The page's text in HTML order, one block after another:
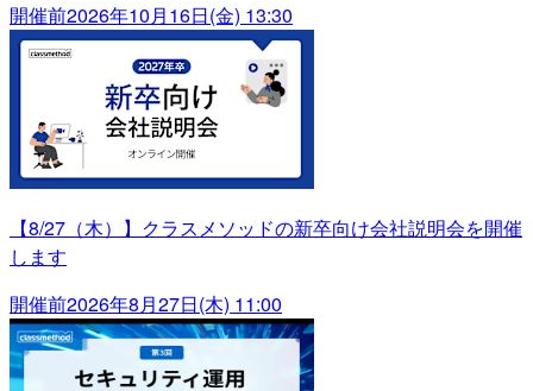
開催前2026年10月16日(金) 13:30
【8/27（木）】クラスメソッドの新卒向け会社説明会を開催
します
開催前2026年8月27日(木) 11:00